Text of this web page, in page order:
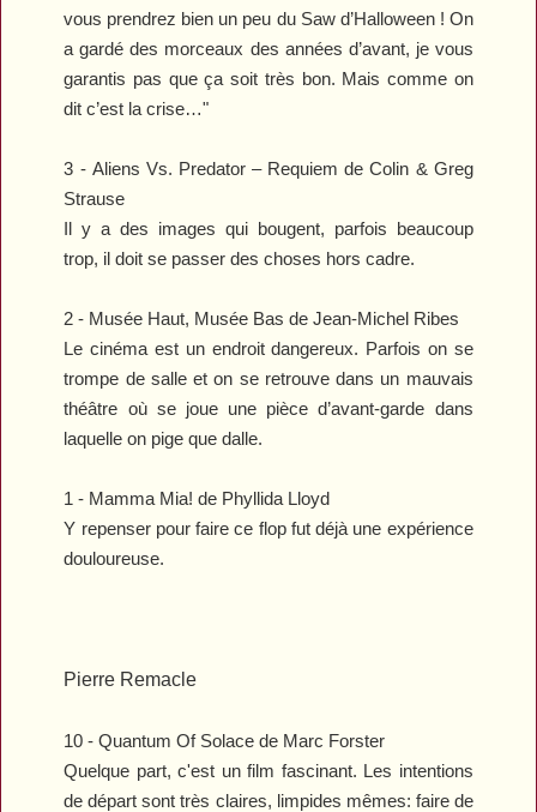
vous prendrez bien un peu du Sawd’Halloween ! On
a gardé des morceaux des années d’avant, je vous
garantis pas que ça soit très bon. Mais comme on
dit c’est la crise…"
3 - Aliens Vs. Predator – Requiem de Colin & Greg
Strause
Il y a des images qui bougent, parfois beaucoup
trop, il doit se passer des choses hors cadre.
2 - Musée Haut, Musée Bas de Jean-Michel Ribes
Le cinéma est un endroit dangereux. Parfois on se
trompe de salle et on se retrouve dans un mauvais
théâtre où se joue une pièce d’avant-garde dans
laquelle on pige que dalle.
1 - Mamma Mia! de Phyllida Lloyd
Y repenser pour faire ce flop fut déjà une expérience
douloureuse.
Pierre Remacle
10 -Quantum Of Solace de Marc Forster
Quelque part, c'est un film fascinant. Les intentions
de départ sont très claires, limpides mêmes: faire de